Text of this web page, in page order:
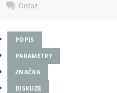
Dotaz
POPIS
PARAMETRY
ZNAČKA
DISKUZE